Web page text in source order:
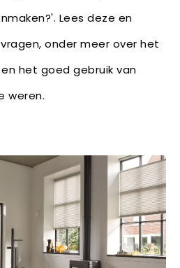
Lees deze en
onder meer over het
het goed gebruik van
weren.